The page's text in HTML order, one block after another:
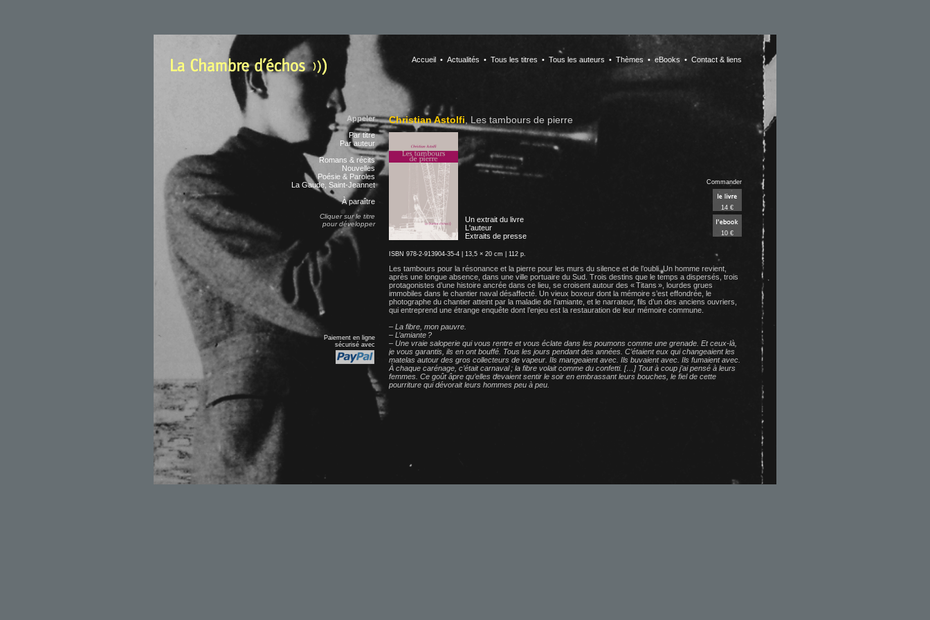
Accueil • Actualités • Tous les titres • Tous les auteurs • Thèmes • eBooks • Contact & liens
Appeler
Par titre
Par auteur
Romans & récits
Nouvelles
Poésie & Paroles
La Gaude, Saint-Jeannet
À paraître
Cliquer sur le titre
pour développer
Paiement en ligne
sécurisé avec
Christian Astolfi , Les tambours de pierre
Un extrait du livre
L'auteur
Extraits de presse
Commander
14 €
10 €
ISBN 978-2-913904-35-4 | 13,5 × 20 cm | 112 p.
Les tambours pour la résonance et la pierre pour les murs du silence et de l’oubli. Un homme revient,
après une longue absence, dans une ville portuaire du Sud. Trois destins que le temps a dispersés, trois
protagonistes d’une histoire ancrée dans ce lieu, se croisent autour des « Titans », lourdes grues
immobiles dans le chantier naval désaffecté. Un vieux boxeur dont la mémoire s’est effondrée, le
photographe du chantier atteint par la maladie de l’amiante, et le narrateur, fils d’un des anciens ouvriers,
qui entreprend une étrange enquête dont l’enjeu est la restauration de leur mémoire commune.
– La fibre, mon pauvre.
– L’amiante ?
– Une vraie saloperie qui vous rentre et vous éclate dans les poumons comme une grenade. Et ceux-là,
je vous garantis, ils en ont bouffé. Tous les jours pendant des années. C’étaient eux qui changeaient les
matelas autour des gros collecteurs de vapeur. Ils mangeaient avec. Ils buvaient avec. Ils fumaient avec.
À chaque carénage, c’était carnaval ; la fibre volait comme du confetti. […] Tout à coup j’ai pensé à leurs
femmes. Ce goût âpre qu’elles devaient sentir le soir en embrassant leurs bouches, le fiel de cette
pourriture qui dévorait leurs hommes peu à peu.